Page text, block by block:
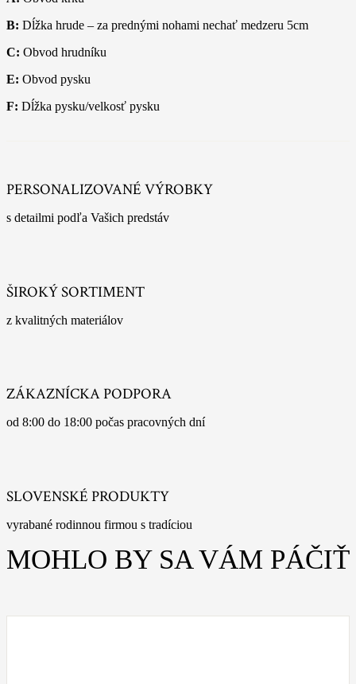
B: Dĺžka hrude – za prednými nohami nechať medzeru 5cm
C: Obvod hrudníku
E: Obvod pysku
F: Dĺžka pysku/velkosť pysku
PERSONALIZOVANÉ VÝROBKY
s detailmi podľa Vašich predstáv
ŠIROKÝ SORTIMENT
z kvalitných materiálov
ZÁKAZNÍCKA PODPORA
od 8:00 do 18:00 počas pracovných dní
SLOVENSKÉ PRODUKTY
vyrabané rodinnou firmou s tradíciou
MOHLO BY SA VÁM PÁČIŤ